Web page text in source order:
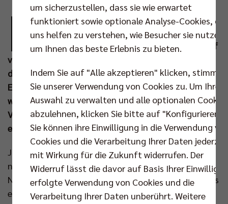
D er deutsche Nationalspieler Johannes Tille
wird sich zur Saison 2025/2026 einer neuen
sportlichen Herausforderung stellen. Darauf
verständigten sich die Berlin Recycling Volleys und
der 27-Jährige im Sinne seiner persönlichen
Entwicklung. Bis zum Ende dieser Spielzeit will und
wird der Zuspieler noch alles geben, um mit seinem
Verein weitere Erfolge und bestenfalls Titel
einzufahren.
Johannes Tille gelang in der Saison 2022/2023 der
nationale und internationale Durchbruch. Als der
Neuzugang bei den BR Volleys verletzungsbedingt ins
erste Glied rückte, nutzte der gebürtige Bayer seine
um sicherzustellen, dass sie wie erwartet
funktioniert sowie optionale Analyse-Cookies, die
uns helfen zu verstehen, wie Besucher sie nutzen,
um Ihnen das beste Erlebnis zu bieten.
Indem Sie auf "Alle akzeptieren" klicken, stimmen
Sie unserer Verwendung von Cookies zu. Um Ihre
Auswahl zu verwalten und alle optionalen Cookies
abzulehnen, klicken Sie bitte auf "Konfigurieren".
Sie können ihre Einwilligung in die Verwendung
Cookies und die Verarbeitung Ihrer Daten
mit Wirkung für die Zukunft widerrufen. Der
Widerruf lässt die davor auf Basis Ihrer
erfolgte Verwendung von Cookies und die
Verarbeitung Ihrer Daten unberührt. Weitere